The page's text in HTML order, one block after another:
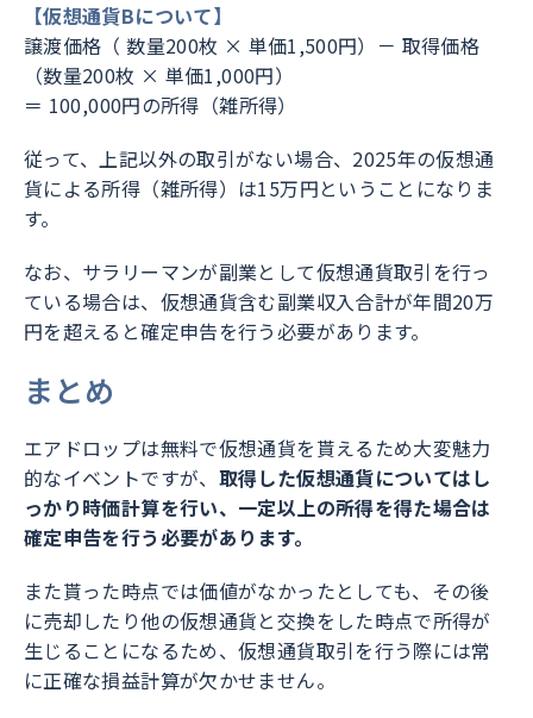
【仮想通貨Bについて】
譲渡価格（ 数量200枚 × 単価1,500円）－ 取得価格
（数量200枚 × 単価1,000円）
＝ 100,000円の所得（雑所得）
従って、上記以外の取引がない場合、2025年の仮想通
貨による所得（雑所得）は15万円ということになりま
す。
なお、サラリーマンが副業として仮想通貨取引を行っ
ている場合は、仮想通貨含む副業収入合計が年間20万
円を超えると確定申告を行う必要があります。
まとめ
エアドロップは無料で仮想通貨を貰えるため大変魅力
的なイベントですが、 取得した仮想通貨についてはし
っかり時価計算を行い、一定以上の所得を得た場合は
確定申告を行う必要があります。
また貰った時点では価値がなかったとしても、その後
に売却したり他の仮想通貨と交換をした時点で所得が
生じることになるため、仮想通貨取引を行う際には常
に正確な損益計算が欠かせません。